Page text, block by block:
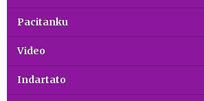
Pacitanku
Video
Indartato